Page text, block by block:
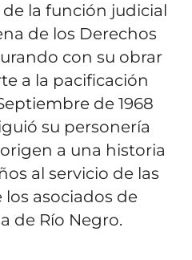
la función judicial
de los Derechos
con su obrar
a la pacificación
de 1968
su personería
a una historia
al servicio de las
los asociados de
de Río Negro.